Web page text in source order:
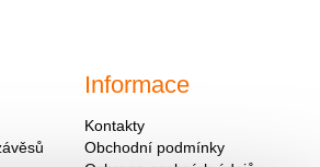
Informace
Kontakty
Obchodní podmínky